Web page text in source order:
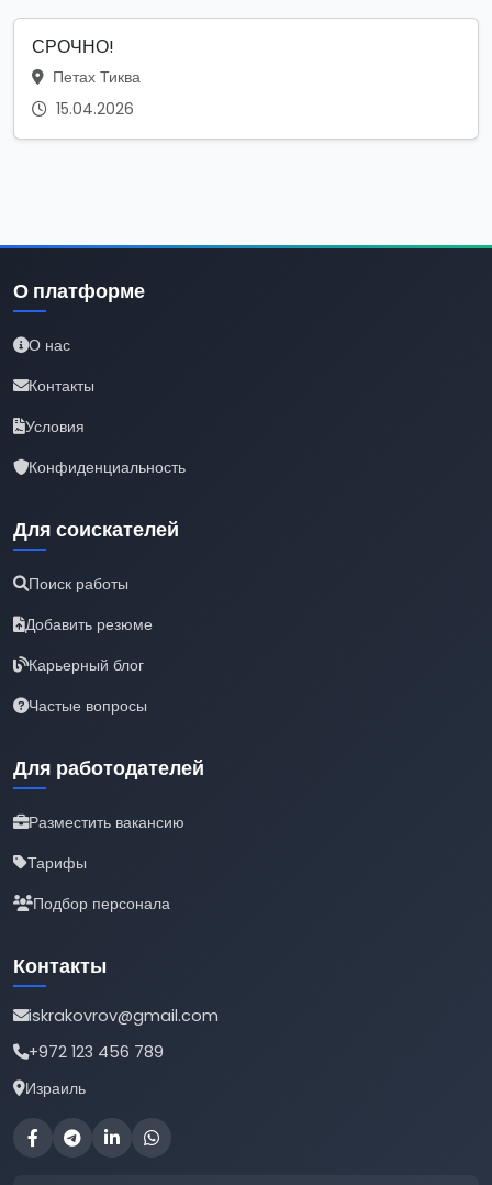
СРОЧНО!
Петах Тиква
15.04.2026
О платформе
О нас
Контакты
Условия
Конфиденциальность
Для соискателей
Поиск работы
Добавить резюме
Карьерный блог
Частые вопросы
Для работодателей
Разместить вакансию
Тарифы
Подбор персонала
Контакты
iskrakovrov@gmail.com
+972 123 456 789
Израиль